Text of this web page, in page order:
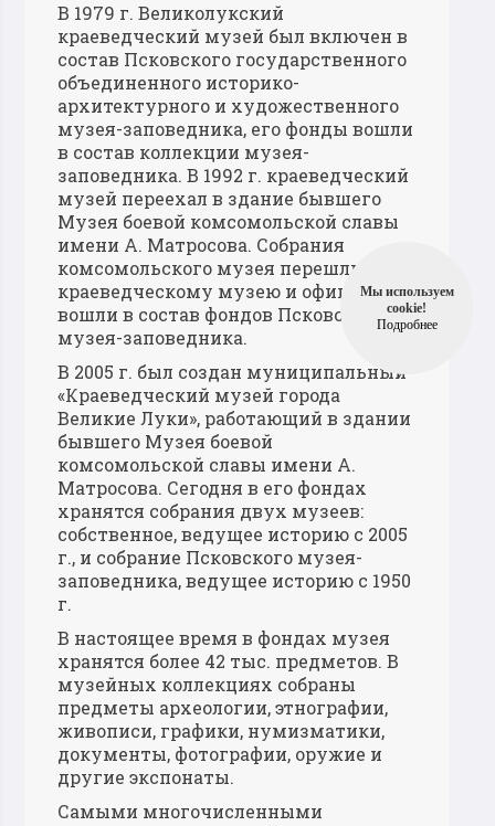
В 1979 г. Великолукский
краеведческий музей был включен в
состав Псковского государственного
объединенного историко-
архитектурного и художественного
музея-заповедника, его фонды вошли
в состав коллекции музея-
заповедника. В 1992 г. краеведческий
музей переехал в здание бывшего
Музея боевой комсомольской славы
имени А. Матросова. Собрания
комсомольского музея перешли к
краеведческому музею и официально
вошли в состав фондов Псковского
музея-заповедника.
В 2005 г. был создан муниципальный
«Краеведческий музей города
Великие Луки», работающий в здании
бывшего Музея боевой
комсомольской славы имени А.
Матросова. Сегодня в его фондах
хранятся собрания двух музеев:
собственное, ведущее историю с 2005
г., и собрание Псковского музея-
заповедника, ведущее историю с 1950
г.
В настоящее время в фондах музея
хранятся более 42 тыс. предметов. В
музейных коллекциях собраны
предметы археологии, этнографии,
живописи, графики, нумизматики,
документы, фотографии, оружие и
другие экспонаты.
Самыми многочисленными
Мы используем
cookie!
Подробнее